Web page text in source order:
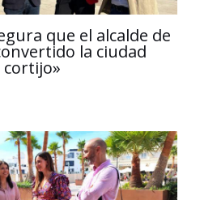
que el alcalde de
la ciudad